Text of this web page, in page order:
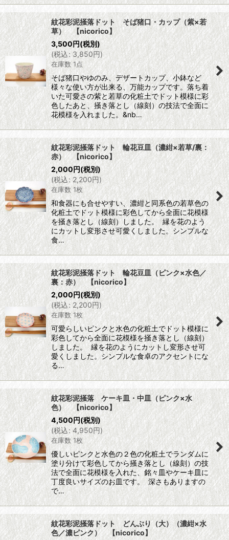
紋花彩泥掻落ドット そば猪口・カップ（紫×若
草） 【nicorico】
3,500円(税別)
(税込: 3,850円)
在庫数 1点
そば猪口やゆのみ、デザートカップ、小鉢など
様々な使い方が出来る、万能カップです。落ち着
いた可愛さの紫と若草の化粧土でドット模様に彩
色したあと、掻き落とし（線刻）の技法で全面に
花模様を入れました。&nb…
紋花彩泥掻落ドット 輪花豆皿（濃紺×若草/裏：
赤） 【nicorico】
2,000円(税別)
(税込: 2,200円)
在庫数 1枚
和食器にも合せやすい、濃紺と同系色の若草色の
化粧土でドット模様に彩色してから全面に花模様
を掻き落とし（線刻）しました。 縁を花のよう
にカットし変形させ可愛くしました。シンプルな
食…
紋花彩泥掻落ドット 輪花豆皿（ピンク×水色／
裏：赤） 【nicorico】
2,000円(税別)
(税込: 2,200円)
在庫数 1枚
可愛らしいピンクと水色の化粧土でドット模様に
彩色してから全面に花模様を掻き落とし（線刻）
しました。 縁を花のようにカットし変形させ可
愛くしました。シンプルな食卓のアクセントにな
る…
紋花彩泥掻落 ケーキ皿・中皿（ピンク×水
色） 【nicorico】
4,500円(税別)
(税込: 4,950円)
在庫数 1枚
優しいピンクと水色の２色の化粧土でランダムに
塗り分けて彩色してから掻き落とし（線刻）の技
法で全面に花模様を入れた、銘々皿やケーキ皿に
丁度良いサイズのお皿です。 深さもありますの
で…
紋花彩泥掻落ドット どんぶり（大）（濃紺×水
色／濃ピンク） 【nicorico】